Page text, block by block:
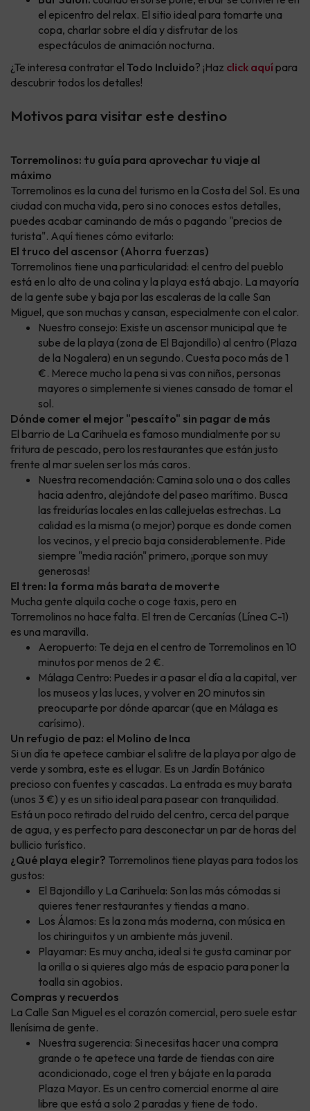
el epicentro del relax. El sitio ideal para tomarte una
copa, charlar sobre el día y disfrutar de los
espectáculos de animación nocturna.
¿Te interesa contratar el Todo Incluido? ¡Haz click aquípara
descubrir todos los detalles!
Motivos para visitar este destino
Torremolinos: tu guía para aprovechar tu viaje al
máximo
Torremolinos es la cuna del turismo en la Costa del Sol. Es una
ciudad con mucha vida, pero si no conoces estos detalles,
puedes acabar caminando de más o pagando "precios de
turista". Aquí tienes cómo evitarlo:
El truco del ascensor (Ahorra fuerzas)
Torremolinos tiene una particularidad: el centro del pueblo
está en lo alto de una colina y la playa está abajo. La mayoría
de la gente sube y baja por las escaleras de la calle San
Miguel, que son muchas y cansan, especialmente con el calor.
Nuestro consejo: Existe un ascensor municipal que te
sube de la playa (zona de El Bajondillo) al centro (Plaza
de la Nogalera) en un segundo. Cuesta poco más de 1
€. Merece mucho la pena si vas con niños, personas
mayores o simplemente si vienes cansado de tomar el
sol.
Dónde comer el mejor "pescaíto" sin pagar de más
El barrio de La Carihuela es famoso mundialmente por su
fritura de pescado, pero los restaurantes que están justo
frente al mar suelen ser los más caros.
Nuestra recomendación: Camina solo una o dos calles
hacia adentro, alejándote del paseo marítimo. Busca
las freidurías locales en las callejuelas estrechas. La
calidad es la misma (o mejor) porque es donde comen
los vecinos, y el precio baja considerablemente. Pide
siempre "media ración" primero, ¡porque son muy
generosas!
El tren: la forma más barata de moverte
Mucha gente alquila coche o coge taxis, pero en
Torremolinos no hace falta. El tren de Cercanías (Línea C-1)
es una maravilla.
Aeropuerto: Te deja en el centro de Torremolinos en 10
minutos por menos de 2 €.
Málaga Centro: Puedes ir a pasar el día a la capital, ver
los museos y las luces, y volver en 20 minutos sin
preocuparte por dónde aparcar (que en Málaga es
carísimo).
Un refugio de paz: el Molino de Inca
Si un día te apetece cambiar el salitre de la playa por algo de
verde y sombra, este es el lugar. Es un Jardín Botánico
precioso con fuentes y cascadas. La entrada es muy barata
(unos 3 €) y es un sitio ideal para pasear con tranquilidad.
Está un poco retirado del ruido del centro, cerca del parque
de agua, y es perfecto para desconectar un par de horas del
bullicio turístico.
¿Qué playa elegir? Torremolinos tiene playas para todos los
gustos:
El Bajondillo y La Carihuela: Son las más cómodas si
quieres tener restaurantes y tiendas a mano.
Los Álamos: Es la zona más moderna, con música en
los chiringuitos y un ambiente más juvenil.
Playamar: Es muy ancha, ideal si te gusta caminar por
la orilla o si quieres algo más de espacio para poner la
toalla sin agobios.
Compras y recuerdos
La Calle San Miguel es el corazón comercial, pero suele estar
llenísima de gente.
Nuestra sugerencia: Si necesitas hacer una compra
grande o te apetece una tarde de tiendas con aire
acondicionado, coge el tren y bájate en la parada
Plaza Mayor. Es un centro comercial enorme al aire
libre que está a solo 2 paradas y tiene de todo.